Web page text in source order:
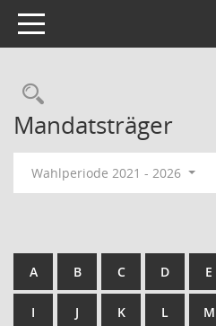
Toggle navigation
Rechercheauswahl
Mandatsträger
Wahlperiode 2021 - 2026
A B C D E
I J K L M